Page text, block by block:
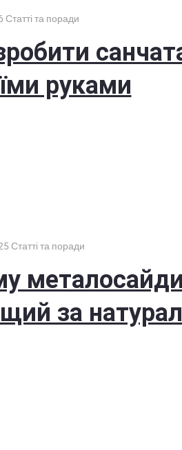
Статті та поради
руками
Статті та поради
за